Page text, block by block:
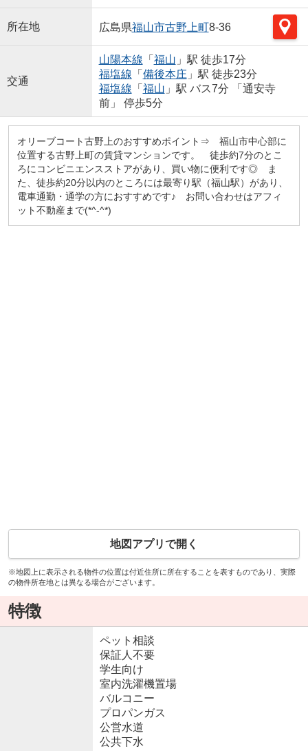
所在地 広島県福山市古野上町8-36
交通
山陽本線 「 福山 」駅 徒歩17分
福塩線 「 備後本庄 」駅 徒歩23分
福塩線 「 福山 」駅 バス7分 「通安寺
前」 停歩5分
オリーブコート古野上のおすすめポイント⇒ 福山市中心部に
位置する古野上町の賃貸マンションです。 徒歩約7分のとこ
ろにコンビニエンスストアがあり、買い物に便利です◎ ま
た、徒歩約20分以内のところには最寄り駅（福山駅）があり、
電車通勤・通学の方におすすめです♪ お問い合わせはアフィ
ット不動産まで(*^-^*)
地図アプリで開く
※地図上に表示される物件の位置は付近住所に所在することを表すものであり、実際
の物件所在地とは異なる場合がございます。
特徴
ペット相談
保証人不要
学生向け
室内洗濯機置場
バルコニー
プロパンガス
公営水道
公共下水